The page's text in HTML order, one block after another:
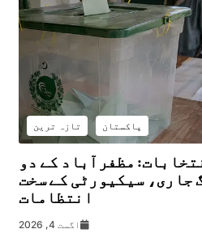
پاکستان تازہ ترین
مظفرآباد کے دو
جاری، سیکیورٹی کے سخت
انتظامات
اگست 4, 2026